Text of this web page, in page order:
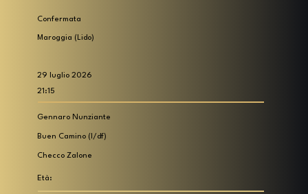
Confermata
29 luglio 2026
Maroggia (Lido)
21:15
Gennaro Nunziante
Buen Camino (I/df)
Checco Zalone
Età: